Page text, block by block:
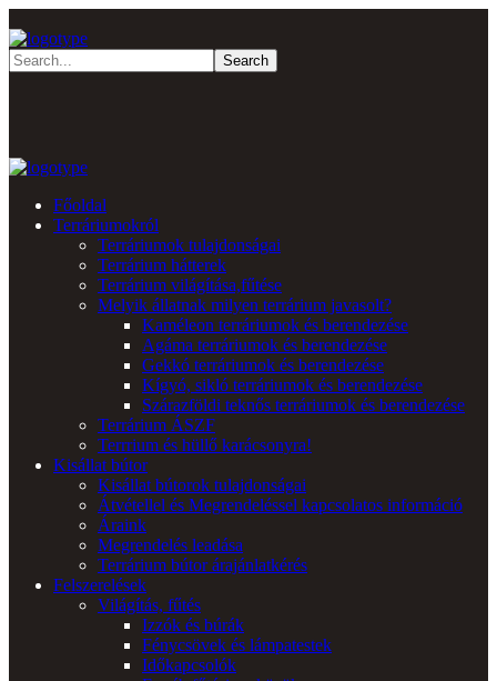
Főoldal
Terráriumokról
Terráriumok tulajdonságai
Terrárium hátterek
Terrárium világítása,fűtése
Melyik állatnak milyen terrárium javasolt?
Kaméleon terráriumok és berendezése
Agáma terráriumok és berendezése
Gekkó terráriumok és berendezése
Kígyó, sikló terráriumok és berendezése
Szárazföldi teknős terráriumok és berendezése
Terrárium ÁSZF
Terrrium és hüllő karácsonyra!
Kisállat bútor
Kisállat bútorok tulajdonságai
Átvétellel és Megrendeléssel kapcsolatos információ
Áraink
Megrendelés leadása
Terrárium bútor árajánlatkérés
Felszerelések
Világítás, fűtés
Izzók és búrák
Fénycsövek és lámpatestek
Időkapcsolók